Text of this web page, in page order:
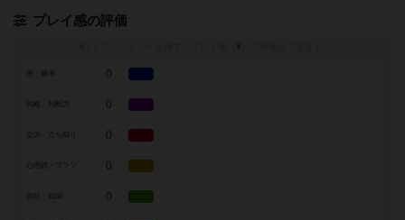
プレイ感の評価
※
0
戦略・判断力 0
0
0
0